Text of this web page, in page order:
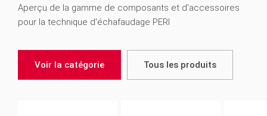
Aperçu de la gamme de composants et d'accessoires
pour la technique d'échafaudage PERI
Voir la catégorie Tous les produits